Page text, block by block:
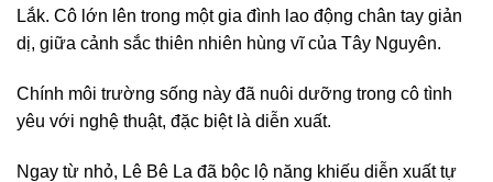
Lắk. Cô lớn lên trong một gia đình lao động chân tay giản
dị, giữa cảnh sắc thiên nhiên hùng vĩ của Tây Nguyên.
Chính môi trường sống này đã nuôi dưỡng trong cô tình
yêu với nghệ thuật, đặc biệt là diễn xuất.
Ngay từ nhỏ, Lê Bê La đã bộc lộ năng khiếu diễn xuất tự